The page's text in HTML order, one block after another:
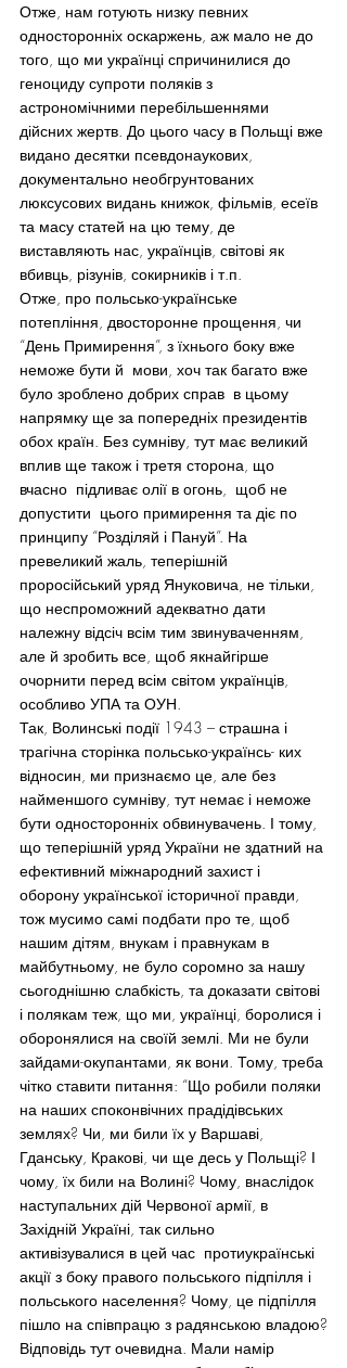
Отже, нам готують низку певних
односторонніх оскаржень, аж мало не до
того, що ми українці спричинилися до
геноциду супроти поляків з
астрономічними перебільшеннями
дійсних жертв. До цього часу в Польщі вже
видано десятки псевдонаукових,
документально необгрунтованих
люксусових видань книжок, фільмів, есеїв
та масу статей на цю тему, де
виставляють нас, українців, світові як
вбивць, різунів, сокирників і т.п.
Отже, про польсько-українське
потепління, двосторонне прощення, чи
“День Примирення”, з їхнього боку вже
неможе бути й  мови, хоч так багато вже
було зроблено добрих справ  в цьому
напрямку ще за попередніх президентів
обох країн. Без сумніву, тут має великий
вплив ще також і третя сторона, що
вчасно  підливає олії в огонь,  щоб не
допустити  цього примирення та діє по
принципу “Розділяй і Пануй”. На
превеликий жаль, теперішній
проросійський уряд Януковича, не тільки,
що неспроможний адекватно дати
належну відсіч всім тим звинуваченням,
але й зробить все, щоб якнайгірше
очорнити перед всім світом українців,
особливо УПА та ОУН.
Так, Волинські події 1943 – страшна і
трагічна сторінка польсько-українсь- ких
відносин, ми признаємо це, але без
найменшого сумніву, тут немає і неможе
бути односторонніх обвинувачень. І тому,
що теперішній уряд України не здатний на
ефективний міжнародний захист і
оборону української історичної правди,
тож мусимо самі подбати про те, щоб
нашим дітям, внукам і правнукам в
майбутньому, не було соромно за нашу
сьогоднішню слабкість, та доказати світові
і полякам теж, що ми, українці, боролися і
оборонялися на своїй землі. Ми не були
зайдами-окупантами, як вони. Тому, треба
чітко ставити питання: “Що робили поляки
на наших споконвічних прадідівських
землях? Чи, ми били їх у Варшаві,
Гданську, Кракові, чи ще десь у Польщі? І
чому, їх били на Волині? Чому, внаслідок
наступальних дій Червоної армії, в
Західній Україні, так сильно
активізувалися в цей час  протиукраїнські
акції з боку правого польського підпілля і
польського населення? Чому, це підпілля
пішло на співпрацю з радянською владою?
Відповідь тут очевидна. Мали намір